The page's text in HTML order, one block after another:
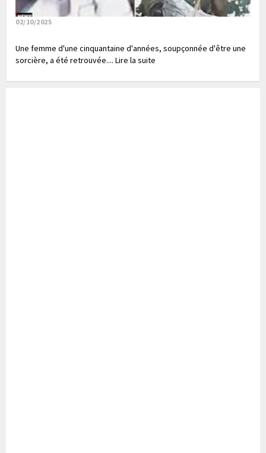
02/10/2025
Une femme d'une cinquantaine d'années, soupçonnée d'être une
sorcière, a été retrouvée.... Lire la suite